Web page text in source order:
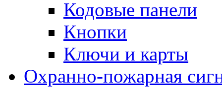
Кодовые панели
Кнопки
Ключи и карты
Охранно-пожарная